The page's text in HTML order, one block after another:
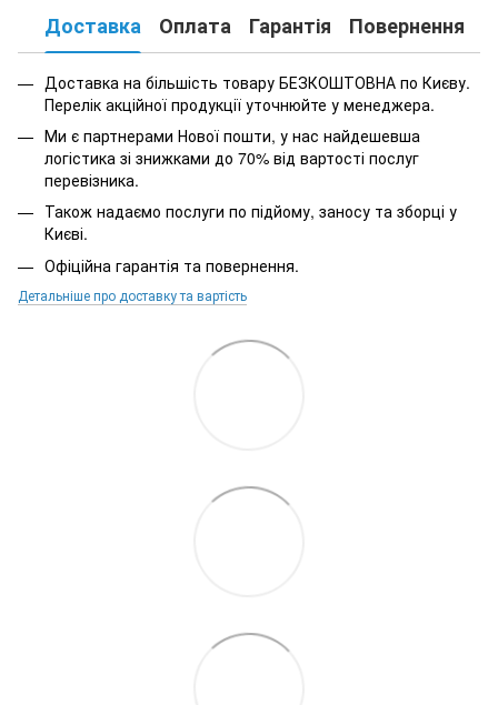
Доставка Оплата Гарантія Повернення
Доставка на більшість товару БЕЗКОШТОВНА по Києву.
Перелік акційної продукції уточнюйте у менеджера.
Ми є партнерами Нової пошти, у нас найдешевша
логістика зі знижками до 70% від вартості послуг
перевізника.
Також надаємо послуги по підйому, заносу та зборці у
Києві.
Офіційна гарантія та повернення.
Детальніше про доставку та вартість